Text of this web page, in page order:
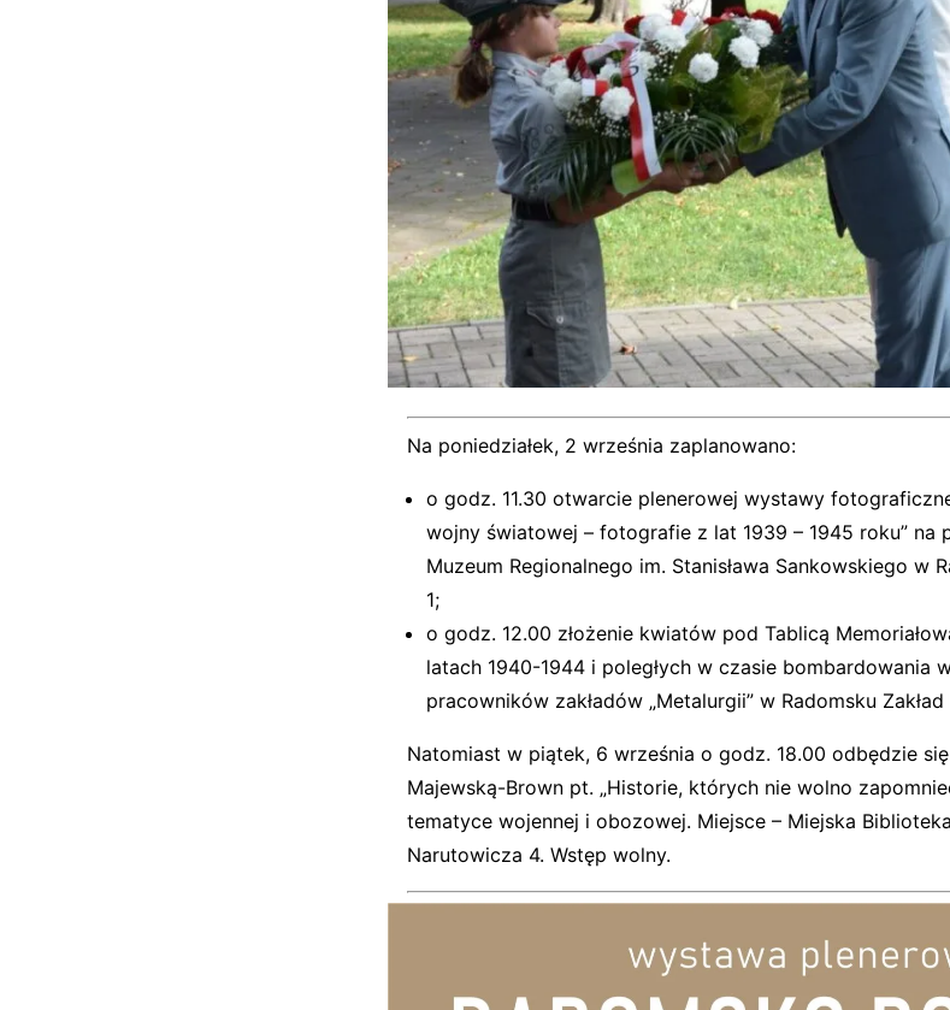
Na poniedziałek, 2 września zaplanowano:
o godz. 11.30 otwarcie plenerowej wystawy
wojny światowej – fotografie z lat 1939 – 1945 roku” na
Muzeum Regionalnego im. Stanisława Sankowskiego w
1;
o godz. 12.00 złożenie kwiatów pod Tablicą
latach 1940-1944 i poległych w czasie bombardowania
pracowników zakładów „Metalurgii” w Radomsku
Natomiast w piątek, 6 września o godz. 18.00 odbędzie
Majewską-Brown pt. „Historie, których nie wolno
tematyce wojennej i obozowej. Miejsce – Miejska
Narutowicza 4. Wstęp wolny.